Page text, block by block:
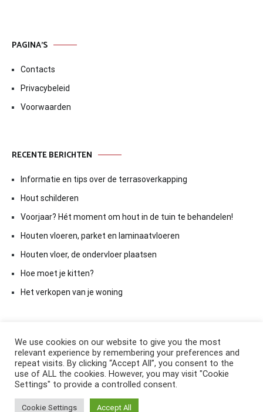
PAGINA’S
Contacts
Privacybeleid
Voorwaarden
RECENTE BERICHTEN
Informatie en tips over de terrasoverkapping
Hout schilderen
Voorjaar? Hét moment om hout in de tuin te behandelen!
Houten vloeren, parket en laminaatvloeren
Houten vloer, de ondervloer plaatsen
Hoe moet je kitten?
Het verkopen van je woning
Copyright © 2026ElkAntwoord.com
Cenoteby ThemeGrill. Aangedreven door
We use cookies on our website to give you the most
relevant experience by remembering your preferences and
repeat visits. By clicking “Accept All”, you consent to the
use of ALL the cookies. However, you may visit "Cookie
Settings" to provide a controlled consent.
Cookie Settings Accept All